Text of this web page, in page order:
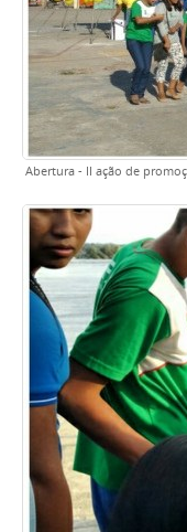
Abertura - II ação de